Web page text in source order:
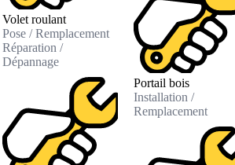
Volet roulant
Pose / Remplacement
Réparation /
Dépannage
Portail bois
Installation /
Remplacement